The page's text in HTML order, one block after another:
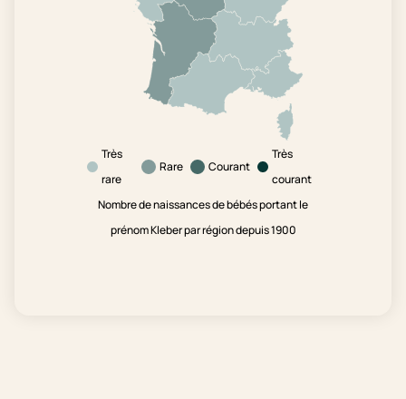
Très
rare
Rare Courant
Très
courant
Nombre de naissances de bébés portant le
prénom Kleber par région depuis 1900